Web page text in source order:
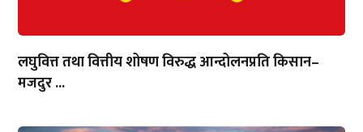
लघुवित्त तथा वित्तीय शोषण विरुद्ध आन्दोलनप्रति किसान–
मजदुर ...